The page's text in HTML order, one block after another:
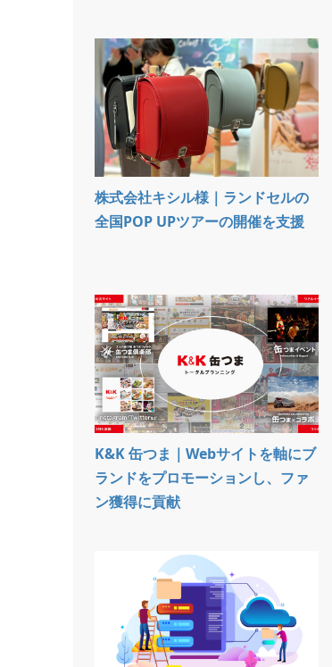
株式会社キシル様｜ランドセルの
全国POP UPツアーの開催を支援
K&K 缶つま｜Webサイトを軸にブ
ランドをプロモーションし、ファ
ン獲得に貢献